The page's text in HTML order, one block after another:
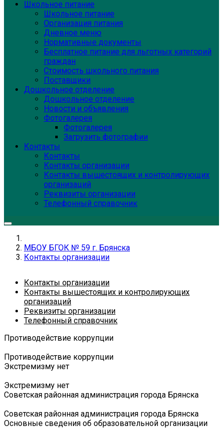
Школьное питание
Школьное питание
Организация питания
Дневное меню
Нормативные документы
Бесплатное питание для льготных категорий
граждан
Стоимость школьного питания
Поставщики
Дошкольное отделение
Дошкольное отделение
Новости и объявления
Фотогалерея
Фотогалерея
Загрузить фотографии
Контакты
Контакты
Контакты организации
Контакты вышестоящих и контролирующих
организаций
Реквизиты организации
Телефонный справочник
МБОУ БГОК № 59 г. Брянска
Контакты организации
Контакты организации
Контакты вышестоящих и контролирующих
организаций
Реквизиты организации
Телефонный справочник
Противодействие коррупции
Противодействие коррупции
Экстремизму нет
Экстремизму нет
Советская районная администрация города Брянска
Советская районная администрация города Брянска
Основные сведения об образовательной организации